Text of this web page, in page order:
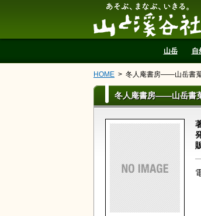
山岳 自
HOME 冬人庵書房――山岳書
冬人庵書房――山岳書